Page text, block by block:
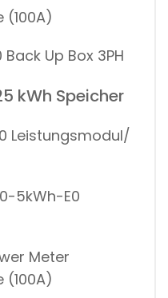
(100A)
Back Up Box 3PH
kWh Speicher
Leistungsmodul/
5kWh-E0
Meter
(100A)